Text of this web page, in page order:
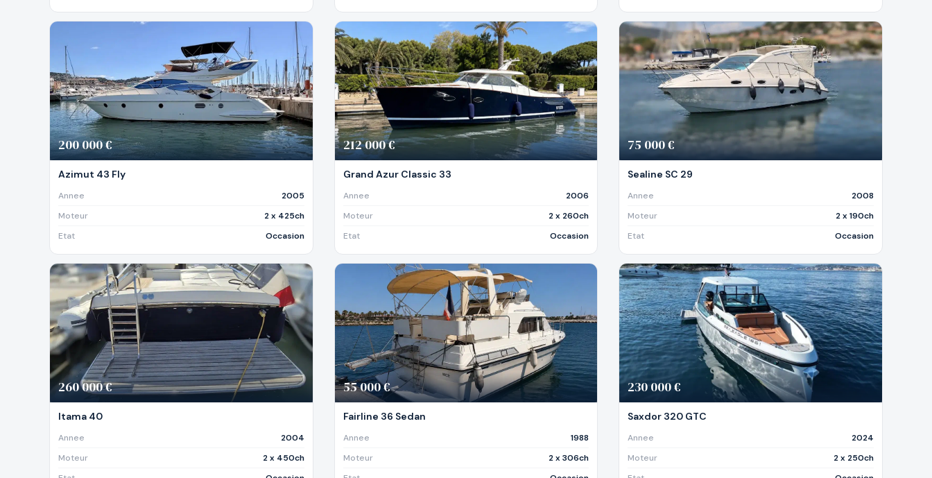
200 000 €
Azimut 43 Fly
Annee
2005
Moteur
2 x 425ch
Etat
Occasion
212 000 €
Grand Azur Classic 33
Annee
2006
Moteur
2 x 260ch
Etat
Occasion
75 000 €
Sealine SC 29
Annee
2008
Moteur
2 x 190ch
Etat
Occasion
260 000 €
Itama 40
Annee
2004
Moteur
2 x 450ch
55 000 €
Fairline 36 Sedan
Annee
1988
Moteur
2 x 306ch
230 000 €
Saxdor 320 GTC
Annee
2024
Moteur
2 x 250ch